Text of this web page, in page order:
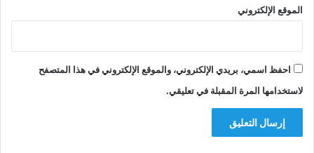
الموقع الإلكتروني
احفظ اسمي، بريدي الإلكتروني، والموقع الإلكتروني في هذا المتصفح
لاستخدامها المرة المقبلة في تعليقي.